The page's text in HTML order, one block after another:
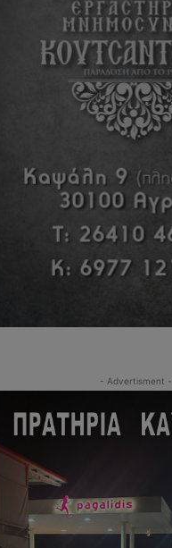
- Advertisment -